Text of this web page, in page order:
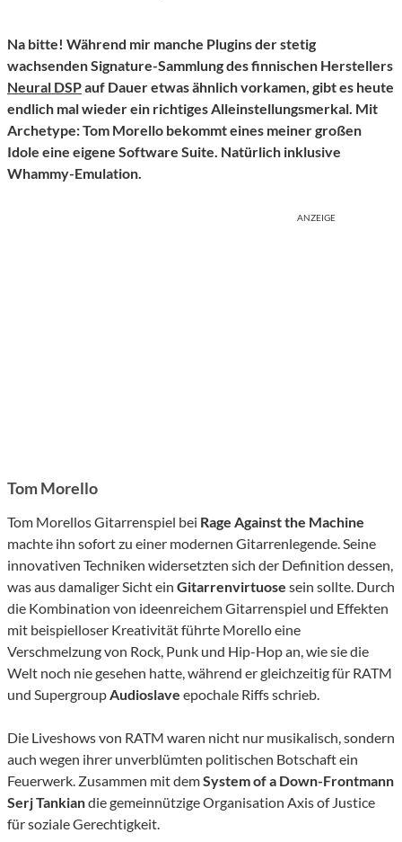
Na bitte! Während mir manche Plugins der stetig
wachsenden Signature-Sammlung des finnischen Herstellers
Neural DSPauf Dauer etwas ähnlich vorkamen, gibt es heute
endlich mal wieder ein richtiges Alleinstellungsmerkal. Mit
Archetype: Tom Morello bekommt eines meiner großen
Idole eine eigene Software Suite. Natürlich inklusive
Whammy-Emulation.
ANZEIGE
Tom Morello
Tom Morellos Gitarrenspiel bei Rage Against the Machine
machte ihn sofort zu einer modernen Gitarrenlegende. Seine
innovativen Techniken widersetzten sich der Definition dessen,
was aus damaliger Sicht ein Gitarrenvirtuose sein sollte. Durch
die Kombination von ideenreichem Gitarrenspiel und Effekten
mit beispielloser Kreativität führte Morello eine
Verschmelzung von Rock, Punk und Hip-Hop an, wie sie die
Welt noch nie gesehen hatte, während er gleichzeitig für RATM
und SupergroupAudioslave epochale Riffs schrieb.
Die Liveshows von RATM waren nicht nur musikalisch, sondern
auch wegen ihrer unverblümten politischen Botschaft ein
Feuerwerk. Zusammen mit demSystem of a Down-Frontmann
Serj Tankiandie gemeinnützige Organisation Axis of Justice
für soziale Gerechtigkeit.